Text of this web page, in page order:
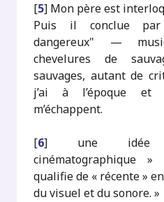
[5] Mon père est
Puis il conclue
dangereux" —
chevelures de
sauvages, autant de
j’ai à l’époque et
m’échappent.
[6] une idée
cinématographique
qualifie de « récente »
du visuel et du sonore. »